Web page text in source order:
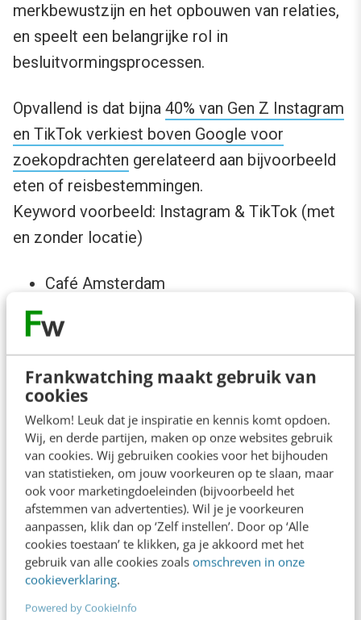
Frankwatching maakt gebruik van
cookies
Welkom! Leuk dat je inspiratie en kennis komt opdoen.
Wij, en derde partijen, maken op onze websites gebruik
van cookies. Wij gebruiken cookies voor het bijhouden
van statistieken, om jouw voorkeuren op te slaan, maar
ook voor marketingdoeleinden (bijvoorbeeld het
afstemmen van advertenties). Wil je je voorkeuren
aanpassen, klik dan op ‘Zelf instellen’. Door op ‘Alle
cookies toestaan’ te klikken, ga je akkoord met het
gebruik van alle cookies zoals omschreven in onze
cookieverklaring.
Powered by CookieInfo
merkbewustzijn en het opbouwen van relaties,
en speelt een belangrijke rol in
besluitvormingsprocessen.
Opvallend is dat bijna 40% van Gen Z Instagram
en TikTok verkiest boven Google voor
zoekopdrachten gerelateerd aan bijvoorbeeld
eten of reisbestemmingen.
Keyword voorbeeld: Instagram & TikTok (met
en zonder locatie)
Café Amsterdam
Duurzame kledingwinkel Haarlem
Deeltijdbaan zorg Groningen
Restaurant met terras Leiden
Werken bij ouderenzorg Eindhoven
Maar ook deze minder verwachte
zoekopdrachten:
Fietsband plakken
Maandverband gebruiken
Hoe werkt excel
Ziekenhuisopname